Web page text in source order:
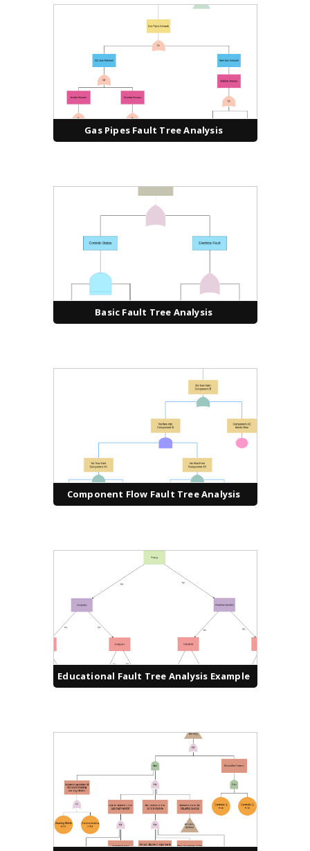
Gas Pipes Fault Tree Analysis
Basic Fault Tree Analysis
Component Flow Fault Tree Analysis
Educational Fault Tree Analysis Example